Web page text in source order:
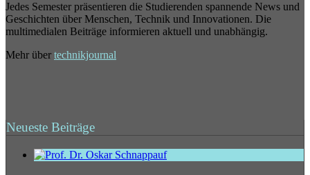
Jedes Semester präsentieren die Studierenden spannende News und
Geschichten über Menschen, Technik und Innovationen. Die
multimedialen Beiträge informieren aktuell und unabhängig.
Mehr über technikjournal
Neueste Beiträge